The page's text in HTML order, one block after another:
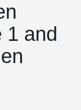
1 and